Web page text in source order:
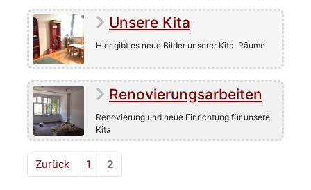
Unsere Kita
Hier gibt es neue Bilder unserer Kita-Räume
Renovierungsarbeiten
Renovierung und neue Einrichtung für unsere
Kita
Zurück 1 2